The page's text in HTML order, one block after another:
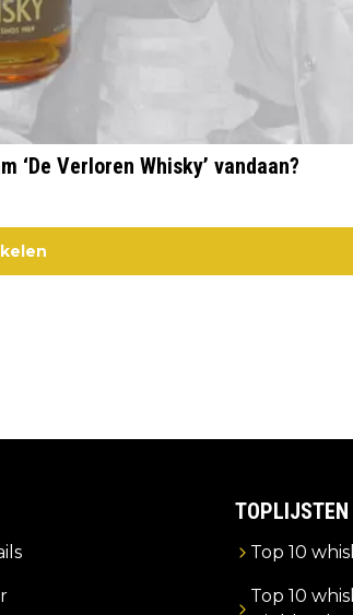
‘De Verloren Whisky’ vandaan?
TOPLIJSTEN
Top 10
Top 10